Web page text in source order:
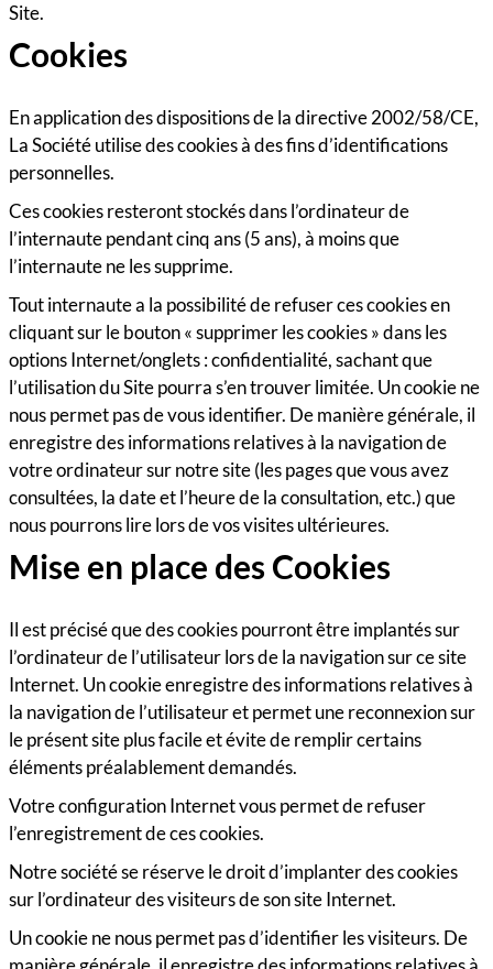
Site.
Cookies
En application des dispositions de la directive 2002/58/CE,
La Société utilise des cookies à des fins d’identifications
personnelles.
Ces cookies resteront stockés dans l’ordinateur de
l’internaute pendant cinq ans (5 ans), à moins que
l’internaute ne les supprime.
Tout internaute a la possibilité de refuser ces cookies en
cliquant sur le bouton « supprimer les cookies » dans les
options Internet/onglets : confidentialité, sachant que
l’utilisation du Site pourra s’en trouver limitée. Un cookie ne
nous permet pas de vous identifier. De manière générale, il
enregistre des informations relatives à la navigation de
votre ordinateur sur notre site (les pages que vous avez
consultées, la date et l’heure de la consultation, etc.) que
nous pourrons lire lors de vos visites ultérieures.
Mise en place des Cookies
Il est précisé que des cookies pourront être implantés sur
l’ordinateur de l’utilisateur lors de la navigation sur ce site
Internet. Un cookie enregistre des informations relatives à
la navigation de l’utilisateur et permet une reconnexion sur
le présent site plus facile et évite de remplir certains
éléments préalablement demandés.
Votre configuration Internet vous permet de refuser
l’enregistrement de ces cookies.
Notre société se réserve le droit d’implanter des cookies
sur l’ordinateur des visiteurs de son site Internet.
Un cookie ne nous permet pas d’identifier les visiteurs. De